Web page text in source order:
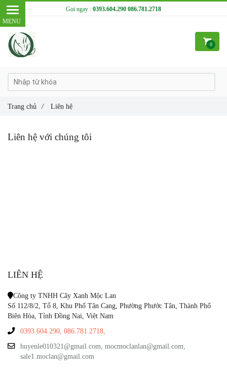
Liên hệ với chúng tôi
LIÊN HỆ
Công ty TNHH Cây Xanh Mộc Lan
Số 112/8/2, Tổ 8, Khu Phố Tân Cang, Phường Phước Tân, Thành Phố
Biên Hòa, Tỉnh Đồng Nai, Việt Nam
0393.604.290, 086.781.2718,
huyenle010321@gmail.com, mocmoclanlan@gmail.com,
sale1.moclan@gmail.com
Trang chủ / Liên hệ
Gọi ngay : 0393.604.290 086.781.2718
0